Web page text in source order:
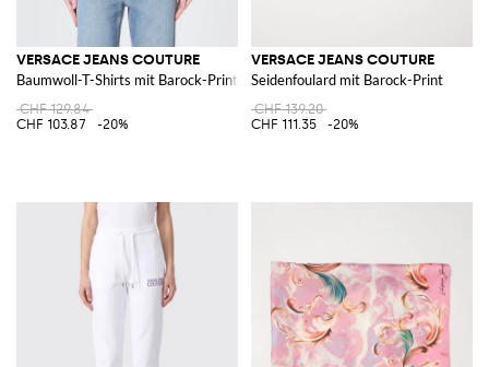
VERSACE JEANS COUTURE
Baumwoll-T-Shirts mit Barock-Print
CHF 129.84
CHF 103.87
-20%
VERSACE JEANS COUTURE
Seidenfoulard mit Barock-Print
CHF 139.20
CHF 111.35
-20%